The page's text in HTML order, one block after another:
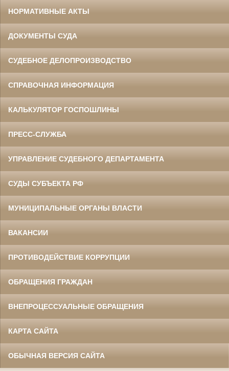
НОРМАТИВНЫЕ АКТЫ
ДОКУМЕНТЫ СУДА
СУДЕБНОЕ ДЕЛОПРОИЗВОДСТВО
СПРАВОЧНАЯ ИНФОРМАЦИЯ
КАЛЬКУЛЯТОР ГОСПОШЛИНЫ
ПРЕСС-СЛУЖБА
УПРАВЛЕНИЕ СУДЕБНОГО ДЕПАРТАМЕНТА
СУДЫ СУБЪЕКТА РФ
МУНИЦИПАЛЬНЫЕ ОРГАНЫ ВЛАСТИ
ВАКАНСИИ
ПРОТИВОДЕЙСТВИЕ КОРРУПЦИИ
ОБРАЩЕНИЯ ГРАЖДАН
ВНЕПРОЦЕССУАЛЬНЫЕ ОБРАЩЕНИЯ
КАРТА САЙТА
ОБЫЧНАЯ ВЕРСИЯ САЙТА